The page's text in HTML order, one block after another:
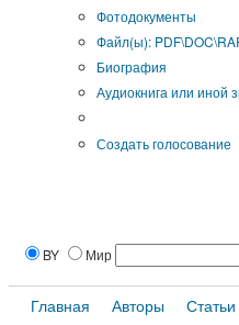
Фотодокументы
Файл(ы):
Биография
Аудиокнига или иной
Создать голосование
BY Мир
Главная Авторы Статьи